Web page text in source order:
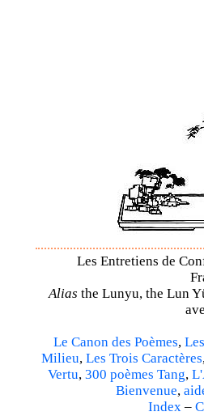
Les Entretiens de
Alias the Lunyu, the Lun
Le Canon des Poèmes,
Milieu, Les Trois Caractères
Vertu, 300 poèmes Tang,
Bienvenue,
Index–